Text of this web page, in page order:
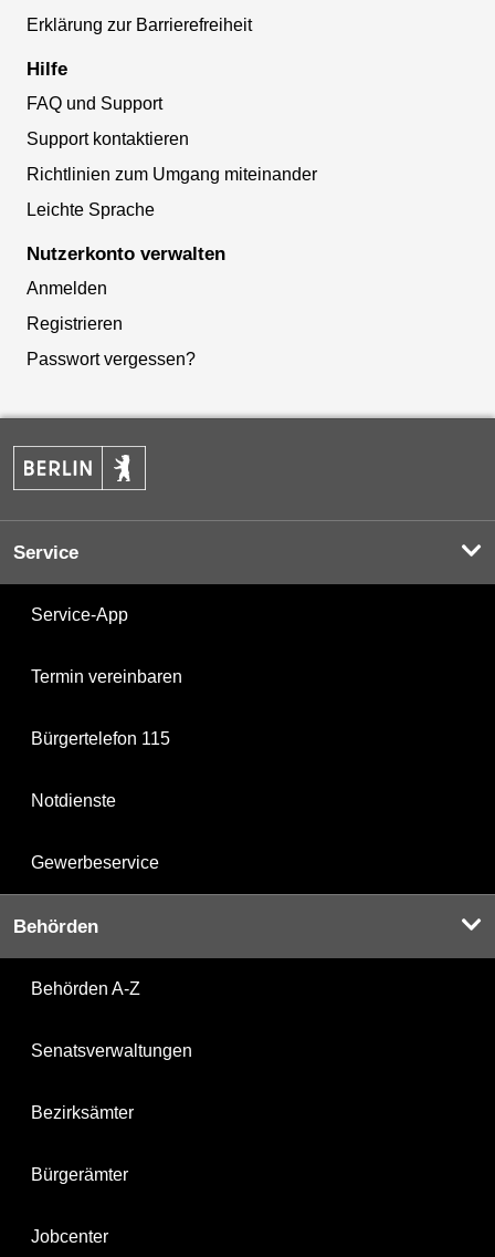
Erklärung zur Barrierefreiheit
Hilfe
FAQ und Support
Support kontaktieren
Richtlinien zum Umgang miteinander
Leichte Sprache
Nutzerkonto verwalten
Anmelden
Registrieren
Passwort vergessen?
Service
Service-App
Termin vereinbaren
Bürgertelefon 115
Notdienste
Gewerbeservice
Behörden
Behörden A-Z
Senatsverwaltungen
Bezirksämter
Bürgerämter
Jobcenter